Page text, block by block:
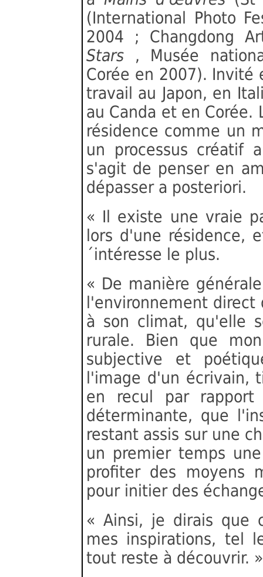
(International Photo
2004 ; Changdong
Stars , Musée
Corée en 2007). Invité
travail au Japon, en
au Canda et en Corée.
résidence comme un
un processus créatif
s'agit de penser en
dépasser a posteriori.
« Il existe une vraie
lors d'une résidence,
´intéresse le plus.
« De manière
l'environnement direct
à son climat, qu'elle
rurale. Bien que
subjective et
l'image d'un écrivain,
en recul par
déterminante, que
restant assis sur une
un premier temps
profiter des moyens
pour initier des
« Ainsi, je dirais que
mes inspirations, tel
tout reste à découvrir. »